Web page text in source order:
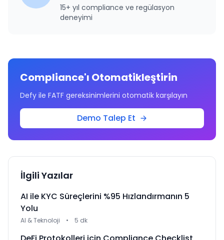
15+ yıl compliance ve regülasyon
deneyimi
Compliance'ı Otomatikleştirin
Defy ile FATF gereksinimlerini otomatik karşılayın
Demo Talep Et
İlgili Yazılar
AI ile KYC Süreçlerini %95 Hızlandırmanın 5
Yolu
AI & Teknoloji • 5 dk